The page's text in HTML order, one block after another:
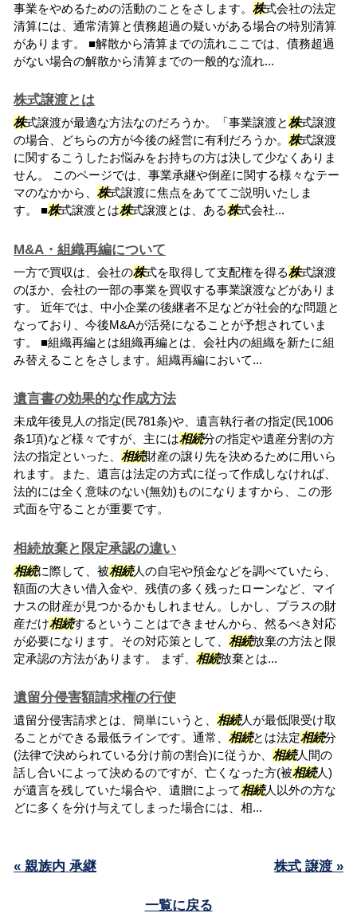
事業をやめるための活動のことをさします。 株式会社の法定
清算には、通常清算と債務超過の疑いがある場合の特別清算
があります。 ■解散から清算までの流れここでは、債務超過
がない場合の解散から清算までの一般的な流れ...
株式譲渡とは
株式譲渡が最適な方法なのだろうか。「事業譲渡と株式譲渡
の場合、どちらの方が今後の経営に有利だろうか。 株式譲渡
に関するこうしたお悩みをお持ちの方は決して少なくありま
せん。 このページでは、事業承継や倒産に関する様々なテー
マのなかから、 株式譲渡に焦点をあててご説明いたしま
す。 ■株式譲渡とは株式譲渡とは、ある株式会社...
M&A・組織再編について
一方で買収は、会社の株式を取得して支配権を得る株式譲渡
のほか、会社の一部の事業を買収する事業譲渡などがありま
す。 近年では、中小企業の後継者不足などが社会的な問題と
なっており、今後M&Aが活発になることが予想されていま
す。 ■組織再編とは組織再編とは、会社内の組織を新たに組
み替えることをさします。組織再編において...
遺言書の効果的な作成方法
未成年後見人の指定(民781条)や、遺言執行者の指定(民1006
条1項)など様々ですが、主には相続分の指定や遺産分割の方
法の指定といった、 相続財産の譲り先を決めるために用いら
れます。また、遺言は法定の方式に従って作成しなければ、
法的には全く意味のない(無効)ものになりますから、この形
式面を守ることが重要です。
相続放棄と限定承認の違い
相続に際して、被相続人の自宅や預金などを調べていたら、
額面の大きい借入金や、残債の多く残ったローンなど、マイ
ナスの財産が見つかるかもしれません。しかし、プラスの財
産だけ相続するということはできませんから、然るべき対応
が必要になります。その対応策として、 相続放棄の方法と限
定承認の方法があります。 まず、 相続放棄とは...
遺留分侵害額請求権の行使
遺留分侵害請求とは、簡単にいうと、 相続人が最低限受け取
ることができる最低ラインです。通常、 相続とは法定相続分
(法律で決められている分け前の割合)に従うか、 相続人間の
話し合いによって決めるのですが、亡くなった方(被相続人)
が遺言を残していた場合や、遺贈によって相続人以外の方な
どに多くを分け与えてしまった場合には、相...
« 親族内 承継 株式 譲渡 »
一覧に戻る